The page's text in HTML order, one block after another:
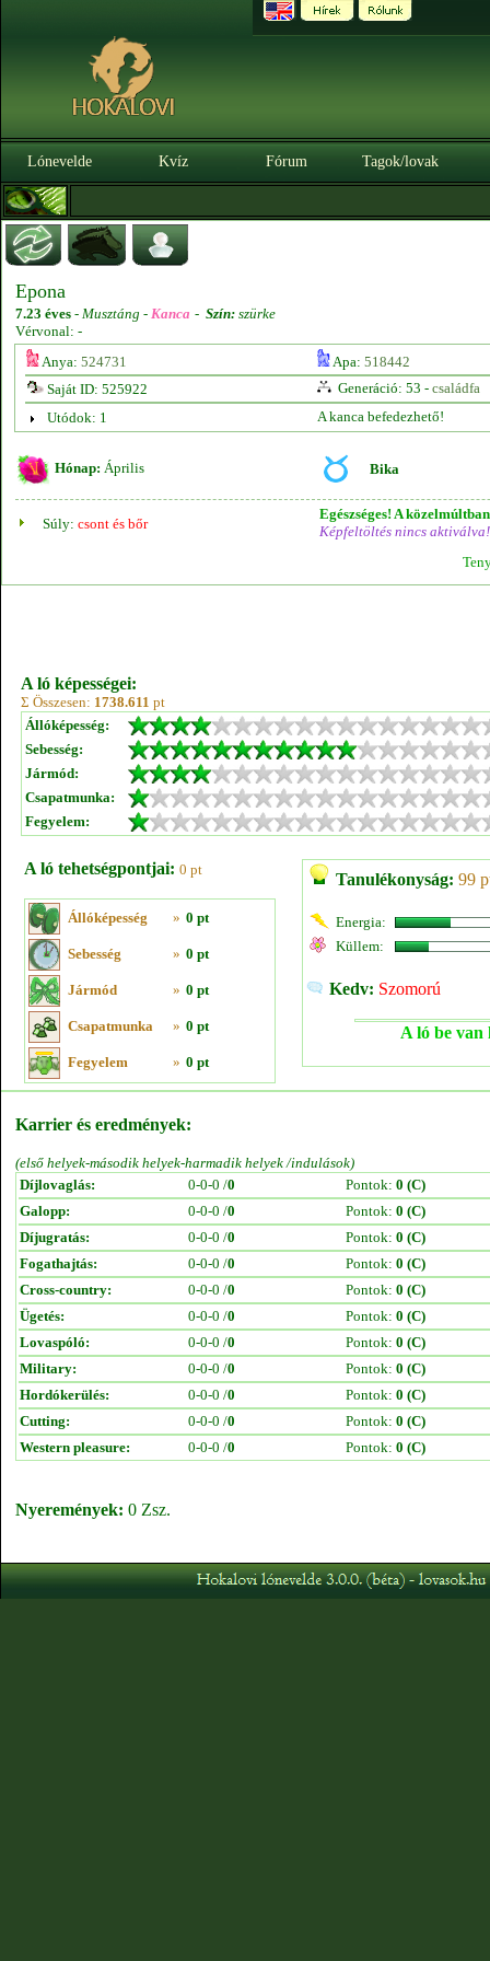
Lónevelde Kvíz Fórum Tagok/lovak
Epona
7.23 éves - Musztáng - Kanca - Szín: szürke
Vérvonal: -
Anya: 524731 Apa: 518442
Saját ID: 525922
Generáció: 53 - családfa
Utódok: 1
A kanca befedezhető!
Hónap: Április Bika
Súly: csont és bőr
Egészséges! A
Képfeltöltés nincs aktiválva!
A ló képességei:
Σ Összesen: 1738.611 pt
Állóképesség:
Sebesség:
Jármód:
Csapatmunka:
Fegyelem:
A ló tehetségpontjai: 0 pt
Állóképesség » 0 pt
Sebesség » 0 pt
Jármód » 0 pt
Csapatmunka » 0 pt
Fegyelem » 0 pt
Tanulékonyság: 99
Energia:
Küllem:
Kedv: Szomorú
A ló be van
Karrier és eredmények:
(első helyek-második helyek-harmadik helyek /indulások)
Díjlovaglás:
0-0-0 /0 Pontok: 0 (C)
Galopp:
0-0-0 /0 Pontok: 0 (C)
Díjugratás:
0-0-0 /0 Pontok: 0 (C)
Fogathajtás:
0-0-0 /0 Pontok: 0 (C)
Cross-country:
0-0-0 /0 Pontok: 0 (C)
Ügetés:
0-0-0 /0 Pontok: 0 (C)
Lovaspóló:
0-0-0 /0 Pontok: 0 (C)
Military:
0-0-0 /0 Pontok: 0 (C)
Hordókerülés:
0-0-0 /0 Pontok: 0 (C)
Cutting:
0-0-0 /0 Pontok: 0 (C)
Western pleasure:
0-0-0 /0 Pontok: 0 (C)
Nyeremények: 0 Zsz.